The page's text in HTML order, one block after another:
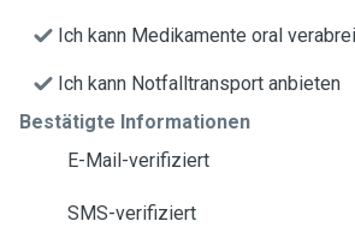
Ich kann Medikamente oral
Ich kann Notfalltransport anbieten
Bestätigte Informationen
E-Mail-verifiziert
SMS-verifiziert